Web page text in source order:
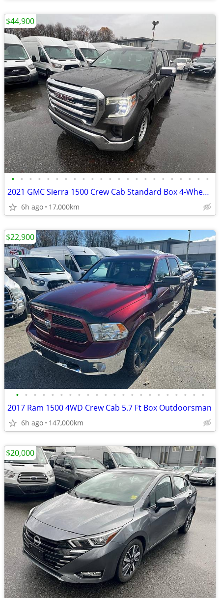
• • • • • • • • • • • • • • • • • • • • • • •
2021 GMC Sierra 1500 Crew Cab Standard Box 4-Wheel Drive SLE
6h ago 17,000km
$44,900
• • • • • • • • • • • • • • • • • • • • • •
2017 Ram 1500 4WD Crew Cab 5.7 Ft Box Outdoorsman
6h ago 147,000km
$22,900
$20,000